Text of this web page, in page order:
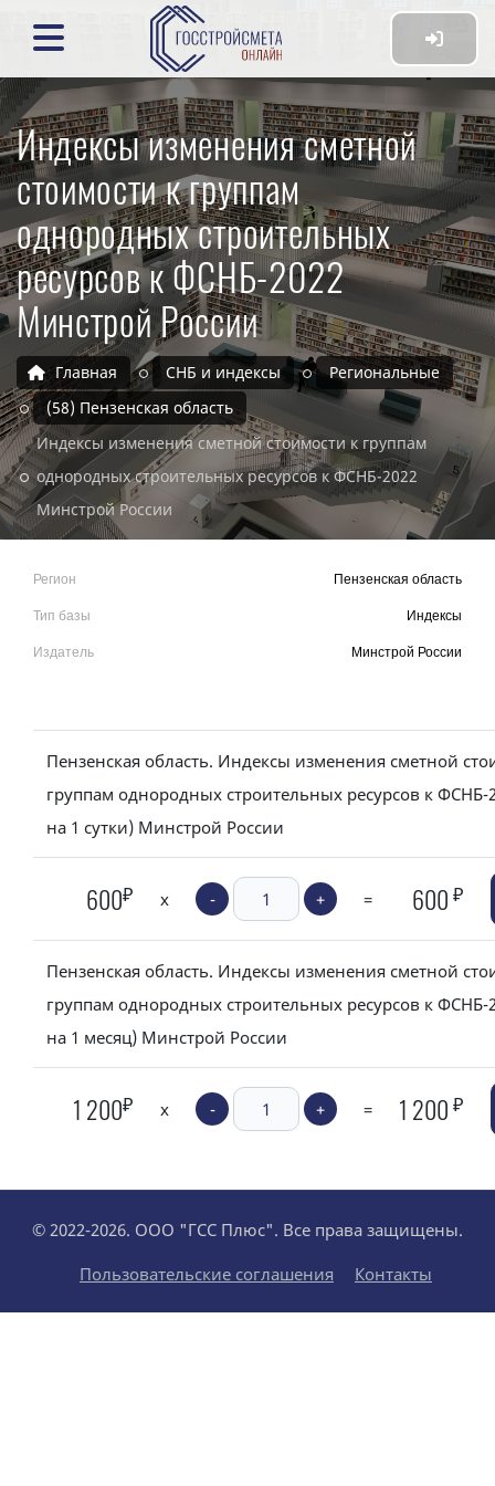
Индексы изменения сметной
стоимости к группам
однородных строительных
ресурсов к ФСНБ-2022
Минстрой России
Главная СНБ и индексы
Региональные
(58) Пензенская область
Индексы изменения сметной стоимости к группам
однородных строительных ресурсов к ФСНБ-2022
Минстрой России
Регион
Пензенская область
Тип базы
Индексы
Издатель
Минстрой России
Пензенская область. Индексы изменения сметной
группам однородных строительных ресурсов к ФСНБ-
на 1 сутки) Минстрой России
600₽ x - + = 600 ₽
Пензенская область. Индексы изменения сметной
группам однородных строительных ресурсов к ФСНБ-
на 1 месяц) Минстрой России
1 200₽ x - + = 1 200 ₽
© 2022-2026. ООО "ГСС Плюс". Все права защищены.
Пользовательские соглашения
Контакты